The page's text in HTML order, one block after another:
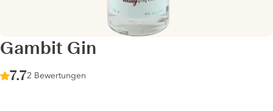
Gambit Gin
Score :
7.7/ 10
2 Bewertungen